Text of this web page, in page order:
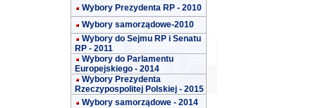
Wybory Prezydenta RP - 2010
Wybory samorządowe-2010
Wybory do Sejmu RP i Senatu
RP - 2011
Wybory do Parlamentu
Europejskiego - 2014
Wybory Prezydenta
Rzeczypospolitej Polskiej - 2015
Wybory samorządowe - 2014